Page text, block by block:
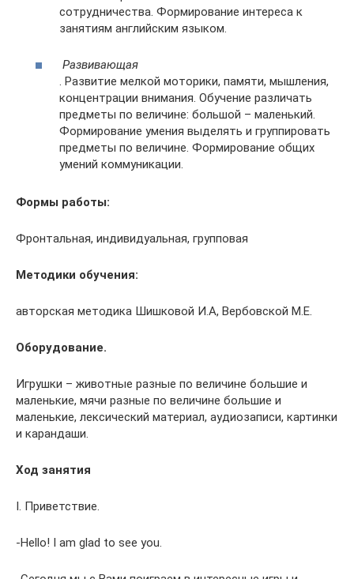
сотрудничества. Формирование интереса к
занятиям английским языком.
Развивающая
. Развитие мелкой моторики, памяти, мышления,
концентрации внимания. Обучение различать
предметы по величине: большой – маленький.
Формирование умения выделять и группировать
предметы по величине. Формирование общих
умений коммуникации.
Формы работы:
Фронтальная, индивидуальная, групповая
Методики обучения:
авторская методика Шишковой И.А, Вербовской М.Е.
Оборудование.
Игрушки – животные разные по величине большие и
маленькие, мячи разные по величине большие и
маленькие, лексический материал, аудиозаписи, картинки
и карандаши.
Ход занятия
I. Приветствие.
-Hello! I am glad to see you.